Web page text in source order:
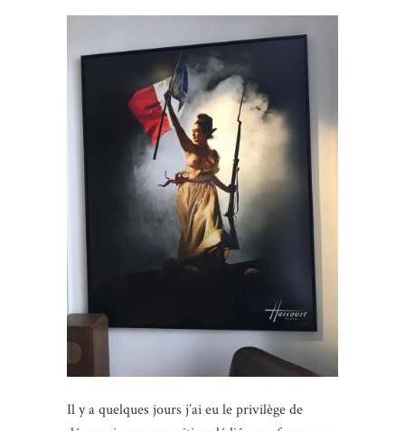
Il y a quelques jours j’ai eu le privilège de